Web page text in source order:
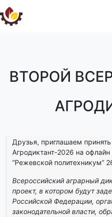
ВТОРОЙ
Друзья, приглашаем
Агродиктант-2026 на
“Режевской политехникум”
Всероссийский аграрный
проект, в котором будут
Российской Федерации,
законодательной власти,